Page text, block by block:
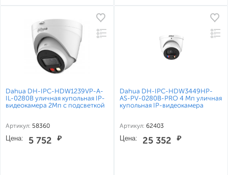
Dahua DH-IPC-HDW1239VP-A-
IL-0280B уличная купольная IP-
видеокамера 2Мп с подсветкой
Артикул: 58360
Цена: 5 752 ₽
Dahua DH-IPC-HDW3449HP-
AS-PV-0280B-PRO 4 Mп уличная
купольная IP-видеокамера
Артикул: 62403
Цена: 25 352 ₽